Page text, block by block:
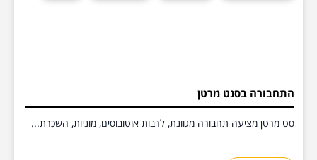
התחבורה בסנט מרטן
סט מרטן מציעה תחבורה מגוונת, לרבות אוטובוסים, מוניות, השכרת...